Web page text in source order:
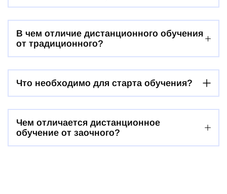
В чем отличие дистанционного обучения
от традиционного?
Что необходимо для старта обучения?
Чем отличается дистанционное
обучение от заочного?